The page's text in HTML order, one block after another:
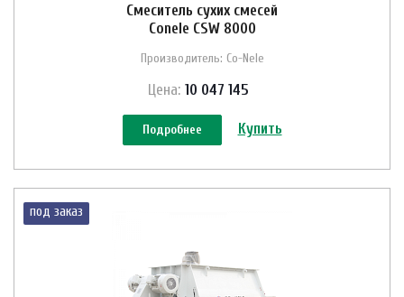
Смеситель сухих смесей
Conele CSW 8000
Производитель: Co-Nele
Цена: 10 047 145
Подробнее Купить
под заказ